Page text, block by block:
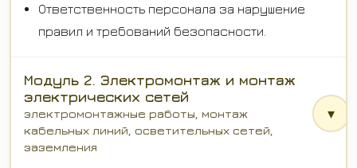
Ответственность персонала за нарушение
правил и требований безопасности.
Модуль 2. Электромонтаж и монтаж
электрических сетей
электромонтажные работы, монтаж
кабельных линий, осветительных сетей,
заземления
▾